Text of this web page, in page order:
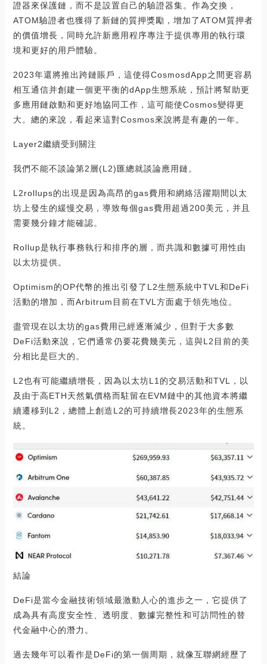
證器來保護鏈，而不是設置自己的驗證器集。作為交換，
ATOM驗證者也獲得了新鏈的質押獎勵，增加了ATOM質押者
的價值增長，同時允許新應用程序專注于提供專用的執行環
境和更好的用戶體驗。
2023年還將推出跨鏈賬戶，這使得CosmosdApp之間更容易
相互通信并創建一個更平衡的dApp生態系統，預計將幫助更
多應用鏈啟動和更好地協同工作，這可能使Cosmos變得更
大。總的來說，看起來這對Cosmos來說將是有趣的一年。
Layer2繼續受到關注
我們不能不談論第2層(L2)匯總就談論應用鏈。
L2rollups的出現是因為高昂的gas費用和網絡活躍期間以太
坊上發生的緩慢交易，導致每個gas費用超過200美元，并且
需要幾分鐘才能確認。
Rollup是執行事務執行和排序的層，而共識和數據可用性由
以太坊提供。
Optimism的OP代幣的推出引發了L2生態系統中TVL和DeFi
活動的增加，而Arbitrum目前在TVL方面處于領先地位。
盡管現在以太坊的gas費用已經逐漸減少，但對于大多數
DeFi活動來說，它們通常仍要花費幾美元，這與L2目前的美
分相比是巨大的。
L2也有可能繼續增長，因為以太坊L1的交易活動和TVL，以
及由于高ETH天然氣價格而駐留在EVM鏈中的其他資本將繼
續遷移到L2，總體上創造L2的可持續增長2023年的生態系
統。
結論
DeFi是當今金融技術領域最激動人心的進步之一，它提供了
成為具有高度安全性、透明度、數據完整性和可訪問性的替
代金融中心的潛力。
過去幾年可以看作是DeFi的第一個周期，就像互聯網經歷了